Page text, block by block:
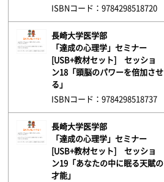
ISBNコード：9784298518720
長崎大学医学部
「達成の心理学」セミナー
[USB+教材セット] セッショ
ン18「頭脳のパワーを倍加させ
る」
ISBNコード：9784298518737
長崎大学医学部
「達成の心理学」セミナー
[USB+教材セット] セッショ
ン19「あなたの中に眠る天賦の
才能」